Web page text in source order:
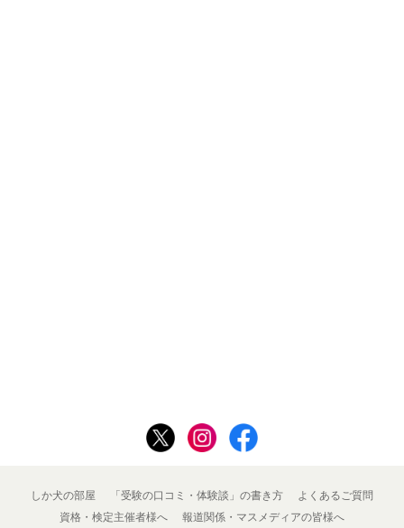
しか犬の部屋 「受験の口コミ・体験談」の書き方
よくあるご質問
資格・検定主催者様へ
報道関係・マスメディアの皆様へ